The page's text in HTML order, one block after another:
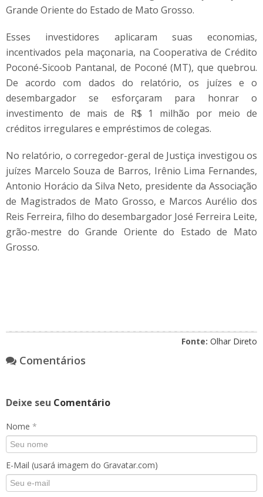
Grande Oriente do Estado de Mato Grosso.
Esses investidores aplicaram suas economias,
incentivados pela maçonaria, na Cooperativa de Crédito
Poconé-Sicoob Pantanal, de Poconé (MT), que quebrou.
De acordo com dados do relatório, os juízes e o
desembargador se esforçaram para honrar o
investimento de mais de R$ 1 milhão por meio de
créditos irregulares e empréstimos de colegas.
No relatório, o corregedor-geral de Justiça investigou os
juízes Marcelo Souza de Barros, Irênio Lima Fernandes,
Antonio Horácio da Silva Neto, presidente da Associação
de Magistrados de Mato Grosso, e Marcos Aurélio dos
Reis Ferreira, filho do desembargador José Ferreira Leite,
grão-mestre do Grande Oriente do Estado de Mato
Grosso.
Fonte: Olhar Direto
Comentários
Deixe seu Comentário
Nome *
E-Mail (usará imagem do Gravatar.com)